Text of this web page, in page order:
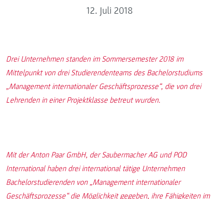
12. Juli 2018
Drei Unternehmen standen im Sommersemester 2018 im
Mittelpunkt von drei Studierendenteams des Bachelorstudiums
„Management internationaler Geschäftsprozesse“, die von drei
Lehrenden in einer Projektklasse betreut wurden.
Mit der Anton Paar GmbH, der Saubermacher AG und POD
International haben drei international tätige Unternehmen
Bachelorstudierenden von „Management internationaler
Geschäftsprozesse“ die Möglichkeit gegeben, ihre Fähigkeiten im